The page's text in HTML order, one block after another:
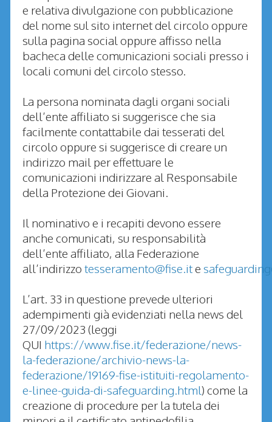
e relativa divulgazione con pubblicazione
del nome sul sito internet del circolo oppure
sulla pagina social oppure affisso nella
bacheca delle comunicazioni sociali presso i
locali comuni del circolo stesso.
La persona nominata dagli organi sociali
dell’ente affiliato si suggerisce che sia
facilmente contattabile dai tesserati del
circolo oppure si suggerisce di creare un
indirizzo mail per effettuare le
comunicazioni indirizzare al Responsabile
della Protezione dei Giovani.
Il nominativo e i recapiti devono essere
anche comunicati, su responsabilità
dell’ente affiliato, alla Federazione
all’indirizzo tesseramento@fise.ite
L’art. 33 in questione prevede ulteriori
adempimenti già evidenziati nella news del
27/09/2023 (leggi
QUI https://www.fise.it/federazione/news-
la-federazione/archivio-news-la-
federazione/19169-fise-istituiti-regolamento-
e-linee-guida-di-safeguarding.html) come la
creazione di procedure per la tutela dei